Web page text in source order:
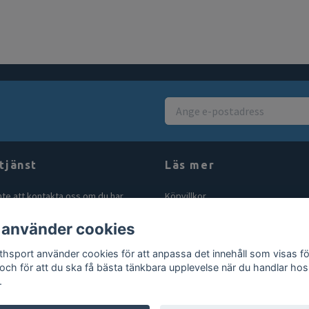
att kontakta oss om du har
vi kan! Maila oss på
Läs mer
Köpvillkor
Gör en retur
cookies
använder cookies för att anpassa det innehåll som visas
för att du ska få bästa tänkbara upplevelse när du handlar hos